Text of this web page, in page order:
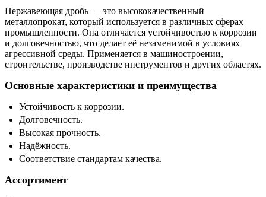
Нержавеющая дробь — это высококачественный
металлопрокат, который используется в различных сферах
промышленности. Она отличается устойчивостью к коррозии
и долговечностью, что делает её незаменимой в условиях
агрессивной среды. Применяется в машиностроении,
строительстве, производстве инструментов и других областях.
Основные характеристики и преимущества
Устойчивость к коррозии.
Долговечность.
Высокая прочность.
Надёжность.
Соответствие стандартам качества.
Ассортимент